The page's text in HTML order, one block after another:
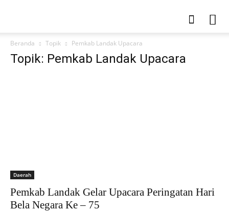
Beranda Topik Pemkab Landak Upacara
Topik: Pemkab Landak Upacara
Daerah
Pemkab Landak Gelar Upacara Peringatan Hari
Bela Negara Ke – 75